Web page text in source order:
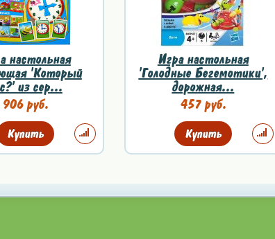
настольная
'Который
из сер...
906 руб.
Купить
Игра настольная
'Голодные Бегемотики',
дорожная...
457 руб.
Купить